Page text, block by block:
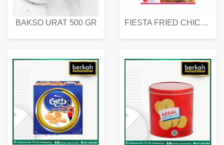
BAKSO URAT 500 GR FIESTA FRIED CHICKEN 500 GR